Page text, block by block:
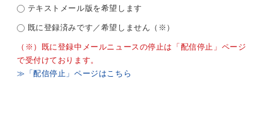
テキストメール版を希望します
既に登録済みです／希望しません（※）
（※）既に登録中メールニュースの停止は「配信停止」ページ
で受付けております。
≫「配信停止」ページはこちら